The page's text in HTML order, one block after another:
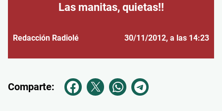
Las manitas, quietas!!
Redacción Radiolé 30/11/2012, a las 14:23
Comparte: